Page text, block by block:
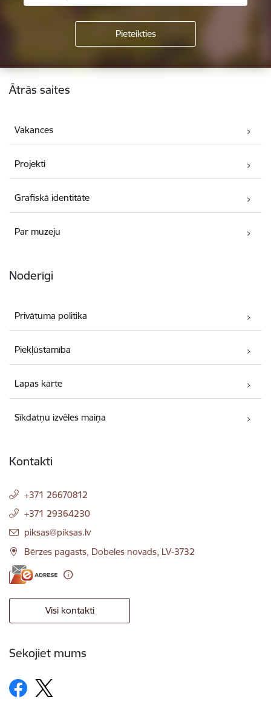
Kājene
Ātrās saites
Vakances
Projekti
Grafiskā identitāte
Par muzeju
Noderīgi
Privātuma politika
Piekļūstamība
Lapas karte
Sīkdatņu izvēles maiņa
Kontakti
+371 26670812
+371 29364230
E-pasts:
piksas@piksas.lv
Bērzes pagasts, Dobeles novads, LV-3732
Visi kontakti
Sekojiet mums